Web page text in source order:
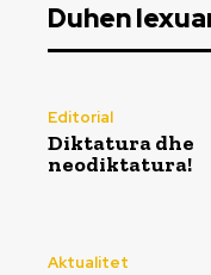
Duhen
Editorial
Diktatura dhe
neodiktatura!
Aktualitet